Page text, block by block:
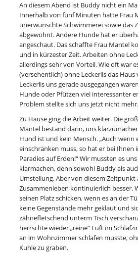
An diesem Abend ist Buddy nicht ein
Innerhalb von fünf Minuten hatte Frau
unerwünschte Schwimmerei sowie das
abgewöhnt. Andere Hunde hat er
angeschaut. Das schaffte Frau Mantel
und in kürzester Zeit. Arbeiten ohne
allerdings sehr von Vorteil. Wie oft war
(versehentlich) ohne Leckerlis das Haus
Leckerlis uns gerade ausgegangen
Hunde oder Pfützen viel interessanter
Problem stellte sich uns jetzt nicht mehr.
Zu Hause ging die Arbeit weiter. Die
Mantel bestand darin, uns
Hund ist und kein Mensch. „Auch wenn
einschränken muss, so hat er bei Ihnen
Paradies auf Erden!“ Wir mussten es
klarmachen, denn sowohl Buddy als
Umstellung. Aber von diesem Zeitpunkt
Zusammenleben kontinuierlich besser.
seinen Platz schicken, wenn es an der
keine Gegenstände mehr geklaut und
zähnefletschend unterm Tisch
herrschte wieder „reine“ Luft im
an im Wohnzimmer schlafen musste,
Kuhle zu graben.